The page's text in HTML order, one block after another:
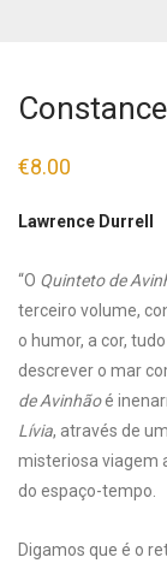
€8.00
Lawrence Durrell
“O Quinteto de
terceiro volume,
o humor, a cor,
descrever o mar
de Avinhãoé
Lívia, através de
misteriosa viagem
do espaço-tempo.
Digamos que é o